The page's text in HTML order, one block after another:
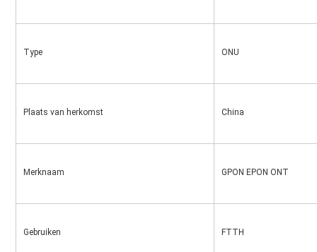
Type ONU
Plaats van herkomst China
Merknaam GPON EPON ONT
Gebruiken FTTH